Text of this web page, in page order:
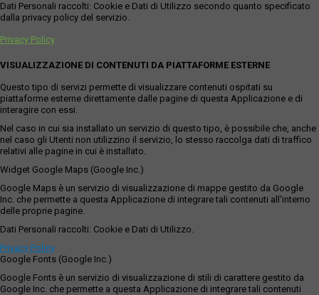
Dati Personali raccolti: Cookie e Dati di Utilizzo secondo quanto specificato
dalla privacy policy del servizio.
Privacy Policy
VISUALIZZAZIONE DI CONTENUTI DA PIATTAFORME ESTERNE
Questo tipo di servizi permette di visualizzare contenuti ospitati su
piattaforme esterne direttamente dalle pagine di questa Applicazione e di
interagire con essi.
Nel caso in cui sia installato un servizio di questo tipo, è possibile che, anche
nel caso gli Utenti non utilizzino il servizio, lo stesso raccolga dati di traffico
relativi alle pagine in cui è installato.
Widget Google Maps (Google Inc.)
Google Maps è un servizio di visualizzazione di mappe gestito da Google
Inc. che permette a questa Applicazione di integrare tali contenuti all'interno
delle proprie pagine.
Dati Personali raccolti: Cookie e Dati di Utilizzo.
Privacy Policy
Google Fonts (Google Inc.)
Google Fonts è un servizio di visualizzazione di stili di carattere gestito da
Google Inc. che permette a questa Applicazione di integrare tali contenuti